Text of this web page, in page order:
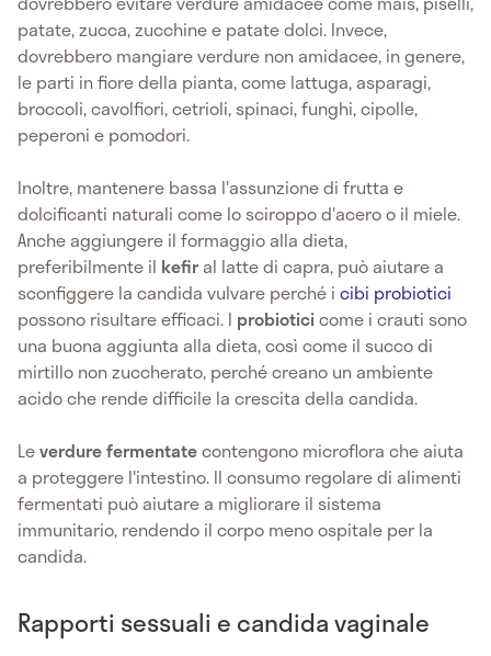
patate, zucca, zucchine e patate dolci. Invece,
dovrebbero mangiare verdure non amidacee, in genere,
le parti in fiore della pianta, come lattuga, asparagi,
broccoli, cavolfiori, cetrioli, spinaci, funghi, cipolle,
peperoni e pomodori.
Inoltre, mantenere bassa l'assunzione di frutta e
dolcificanti naturali come lo sciroppo d'acero o il miele.
Anche aggiungere il formaggio alla dieta,
preferibilmente il kefir al latte di capra, può aiutare a
sconfiggere la candida vulvare perché i cibi probiotici
possono risultare efficaci. I probioticicome i crauti sono
una buona aggiunta alla dieta, così come il succo di
mirtillo non zuccherato, perché creano un ambiente
acido che rende difficile la crescita della candida.
Leverdure fermentatecontengono microflora che aiuta
a proteggere l'intestino. Il consumo regolare di alimenti
fermentati può aiutare a migliorare il sistema
immunitario, rendendo il corpo meno ospitale per la
candida.
Rapporti sessuali e candida vaginale